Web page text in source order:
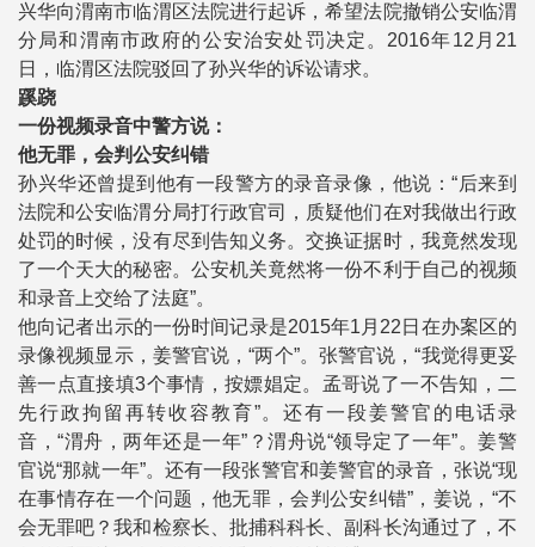
兴华向渭南市临渭区法院进行起诉，希望法院撤销公安临渭
分局和渭南市政府的公安治安处罚决定。2016年12月21
日，临渭区法院驳回了孙兴华的诉讼请求。
蹊跷
一份视频录音中警方说：
他无罪，会判公安纠错
孙兴华还曾提到他有一段警方的录音录像，他说：“后来到
法院和公安临渭分局打行政官司，质疑他们在对我做出行政
处罚的时候，没有尽到告知义务。交换证据时，我竟然发现
了一个天大的秘密。公安机关竟然将一份不利于自己的视频
和录音上交给了法庭”。
他向记者出示的一份时间记录是2015年1月22日在办案区的
录像视频显示，姜警官说，“两个”。张警官说，“我觉得更妥
善一点直接填3个事情，按嫖娼定。孟哥说了一不告知，二
先行政拘留再转收容教育”。还有一段姜警官的电话录
音，“渭舟，两年还是一年”？渭舟说“领导定了一年”。姜警
官说“那就一年”。还有一段张警官和姜警官的录音，张说“现
在事情存在一个问题，他无罪，会判公安纠错”，姜说，“不
会无罪吧？我和检察长、批捕科科长、副科长沟通过了，不